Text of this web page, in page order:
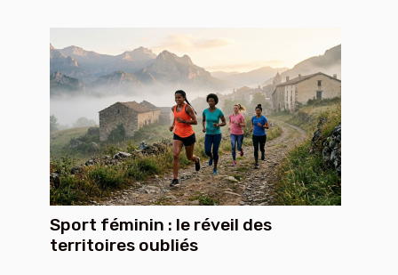
Sport féminin : le réveil des
territoires oubliés